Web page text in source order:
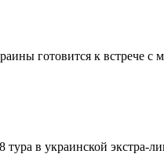
готовится к встрече
тура в украинской экстра-